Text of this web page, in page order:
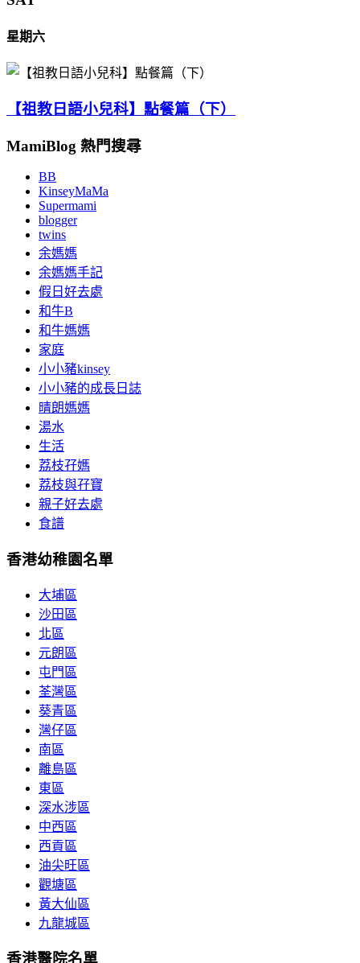
星期六
【祖教日語小兒科】點餐篇（下）
MamiBlog 熱門搜尋
BB
KinseyMaMa
Supermami
blogger
twins
余媽媽
余媽媽手記
假日好去處
和牛B
和牛媽媽
家庭
小小豬kinsey
小小豬的成長日誌
晴朗媽媽
湯水
生活
荔枝孖媽
荔枝與孖寶
親子好去處
食譜
香港幼稚園名單
大埔區
沙田區
北區
元朗區
屯門區
荃灣區
葵青區
灣仔區
南區
離島區
東區
深水涉區
中西區
西貢區
油尖旺區
觀塘區
黃大仙區
九龍城區
香港醫院名單